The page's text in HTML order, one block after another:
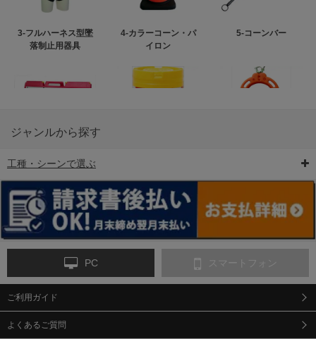
3-フルハーネス型墜
落制止用器具
4-カラーコーン・パ
イロン
5-コーンバー
6-矢印板/LED矢印板
ンス
9-点字マット・タイ
ジャンルから探す
工種・シーンで選ぶ
PC スマートフォン
ご利用ガイド
よくあるご質問